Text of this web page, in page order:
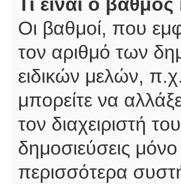
Οι βαθμοί, που
τον αριθμό των
ειδικών μελών, π.χ.
μπορείτε να
τον διαχειριστή
δημοσιεύσεις
περισσότερα